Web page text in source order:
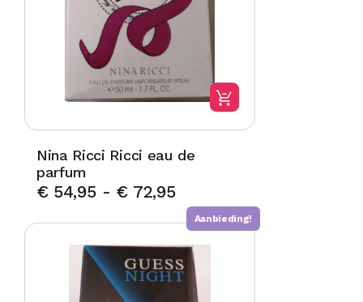
Nina Ricci Ricci eau de
parfum
€54,95 - €72,95
Aanbieding!